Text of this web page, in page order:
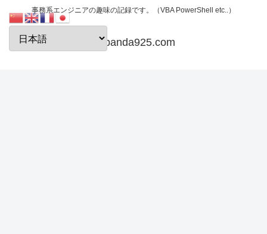
事務系エンジニアの趣味の記録です。（VBA PowerShell etc..）
papanda925.com